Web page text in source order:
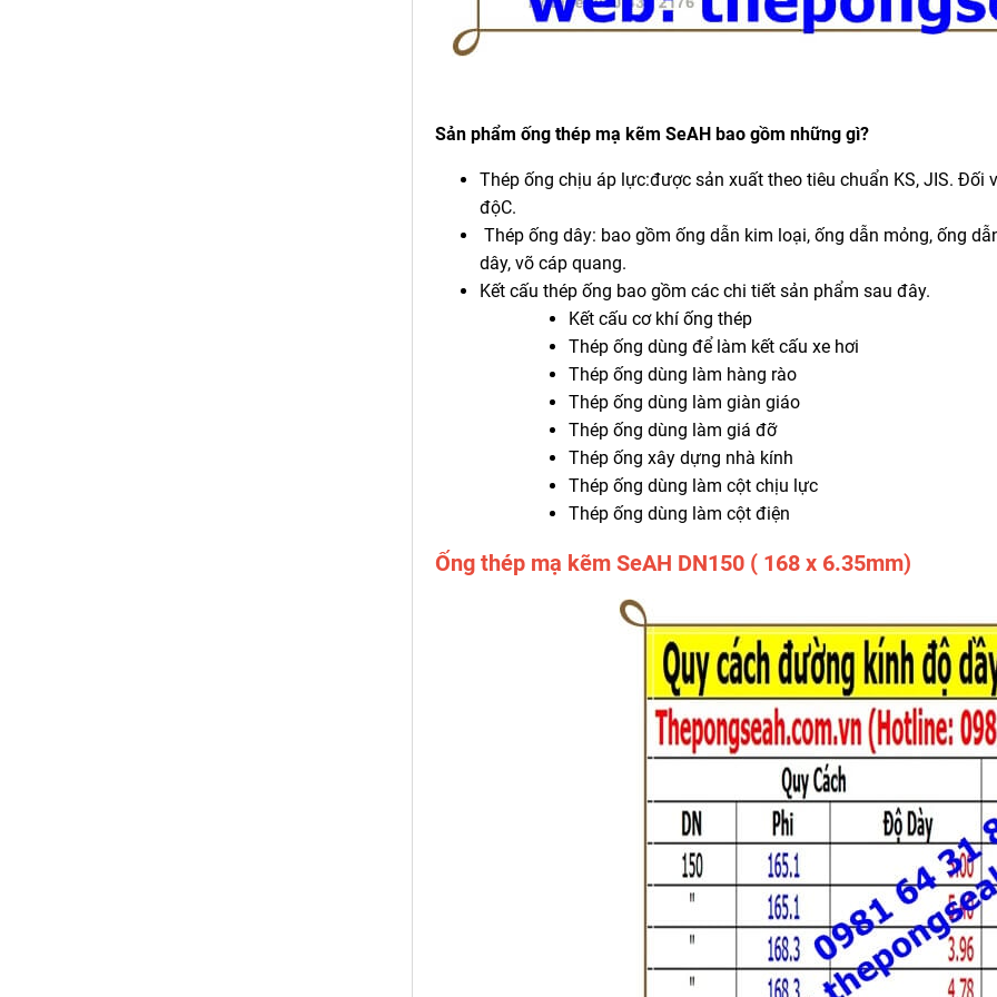
Sản phẩm ống thép mạ kẽm SeAH bao gồm những gì?
Thép ống chịu áp lực:được sản xuất theo tiêu chuẩn KS, JIS.
độC.
Thép ống dây: bao gồm ống dẫn kim loại, ống dẫn mỏng, ống
dây, võ cáp quang.
Kết cấu thép ống bao gồm các chi tiết sản phẩm sau đây.
Kết cấu cơ khí ống thép
Thép ống dùng để làm kết cấu xe hơi
Thép ống dùng làm hàng rào
Thép ống dùng làm giàn giáo
Thép ống dùng làm giá đỡ
Thép ống xây dựng nhà kính
Thép ống dùng làm cột chịu lực
Thép ống dùng làm cột điện
Ống thép mạ kẽm SeAH DN150 ( 168 x 6.35mm)